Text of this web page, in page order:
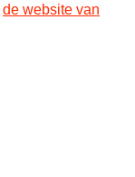
de website van